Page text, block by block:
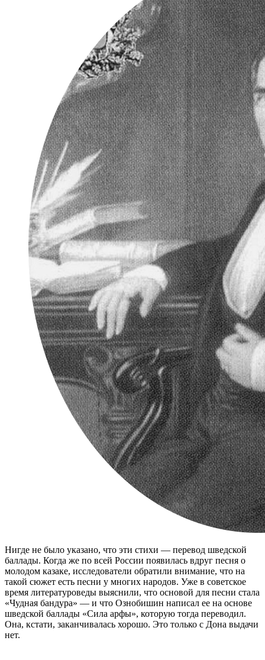
Нигде не было указано, что эти стихи — перевод шведской
баллады. Когда же по всей России появилась вдруг песня о
молодом казаке, исследователи обратили внимание, что на
такой сюжет есть песни у многих народов. Уже в советское
время литературоведы выяснили, что основой для песни стала
«Чудная бандура» — и что Ознобишин написал ее на основе
шведской баллады «Сила арфы», которую тогда переводил.
Она, кстати, заканчивалась хорошо. Это только с Дона выдачи
нет.